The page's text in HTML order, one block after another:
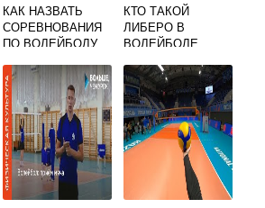
КАК НАЗВАТЬ
СОРЕВНОВАНИЯ
ПО ВОЛЕЙБОЛУ
КТО ТАКОЙ
ЛИБЕРО В
ВОЛЕЙБОЛЕ